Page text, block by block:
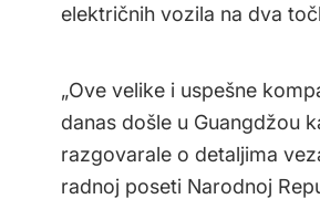
električnih vozila na dva
„Ove velike i uspešne
danas došle u Guangdžou
razgovarale o detaljima
radnoj poseti Narodnoj